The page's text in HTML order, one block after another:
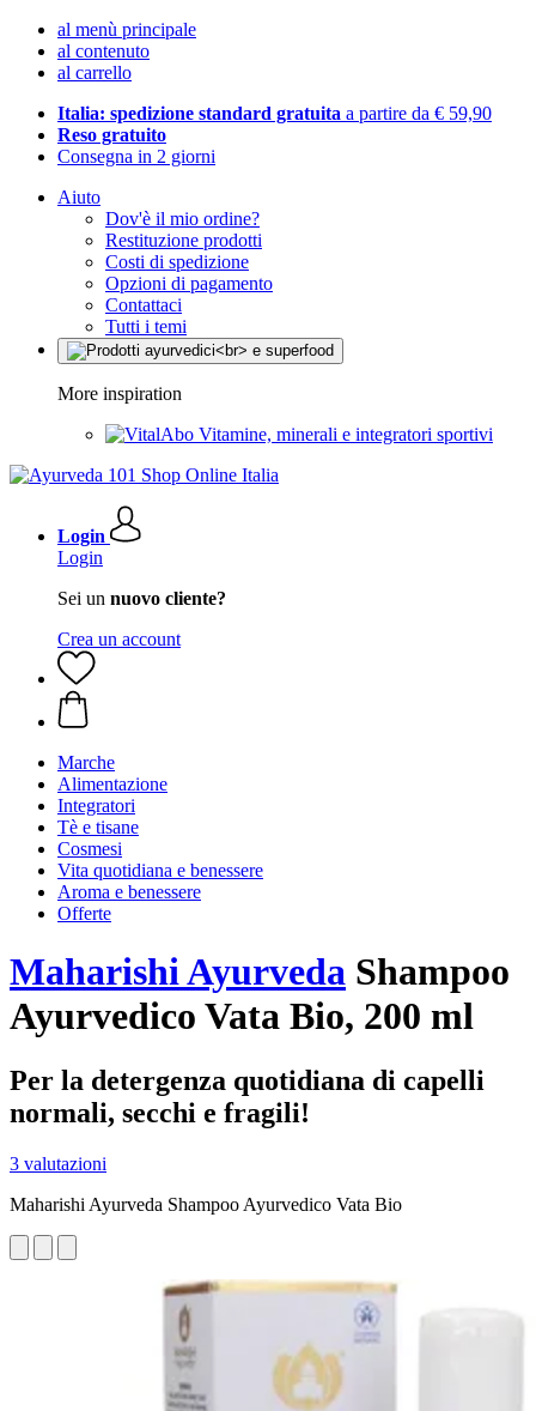
al menù principale
al contenuto
al carrello
Italia: spedizione standard gratuita a partire da € 59,90
Reso gratuito
Consegna in 2 giorni
Aiuto
Dov'è il mio ordine?
Restituzione prodotti
Costi di spedizione
Opzioni di pagamento
Contattaci
Tutti i temi
More inspiration
Vitamine, minerali e integratori sportivi
Login
Login
Sei un nuovo cliente?
Crea un account
Marche
Alimentazione
Integratori
Tè e tisane
Cosmesi
Vita quotidiana e benessere
Aroma e benessere
Offerte
Maharishi Ayurveda Shampoo
Ayurvedico Vata Bio, 200 ml
Per la detergenza quotidiana di capelli
normali, secchi e fragili!
3 valutazioni
Maharishi Ayurveda Shampoo Ayurvedico Vata Bio